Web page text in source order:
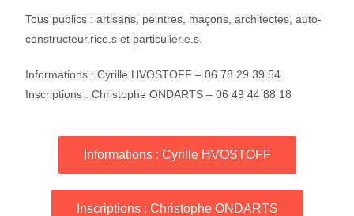
Tous publics : artisans, peintres, maçons, architectes, auto-
constructeur.rice.s et particulier.e.s.
Informations : Cyrille HVOSTOFF – 06 78 29 39 54
Inscriptions : Christophe ONDARTS – 06 49 44 88 18
Informations : Cyrille HVOSTOFF
Inscriptions : Christophe ONDARTS